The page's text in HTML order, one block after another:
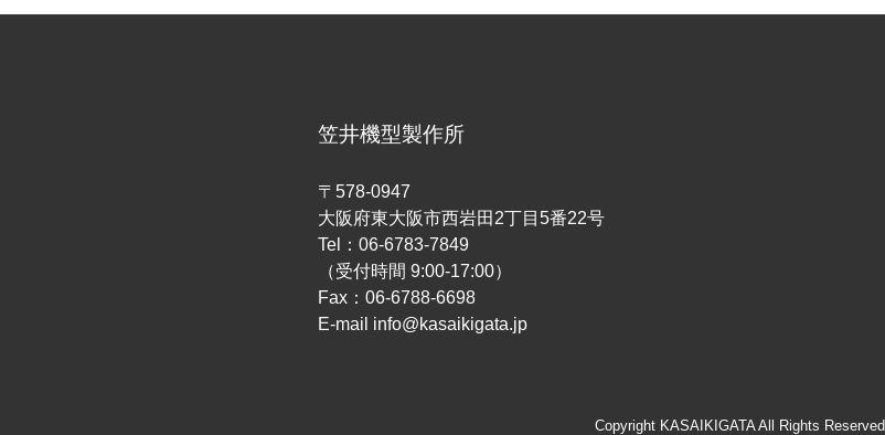
笠井機型製作所
〒578-0947
大阪府東大阪市西岩田2丁目5番22号
Tel：06-6783-7849
（受付時間 9:00-17:00）
Fax：06-6788-6698
E-mail info@kasaikigata.jp
Copyright KASAIKIGATA All Rights Reserved.